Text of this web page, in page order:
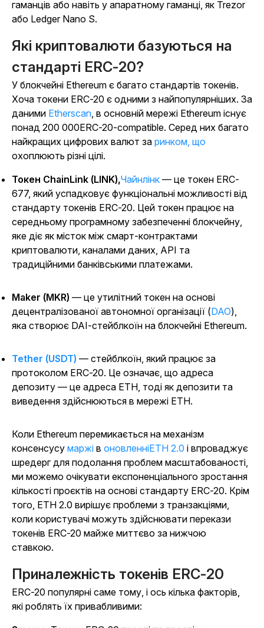
гаманців або навіть у апаратному гаманці, як Trezor
або Ledger Nano S.
Які криптовалюти базуються на
стандарті ERC-20?
У блокчейні Ethereum є багато стандартів токенів.
Хоча токени ERC-20 є одними з найпопулярніших. За
даними Etherscan , в основній мережі Ethereum існує
понад 200 000ERC-20-compatible. Серед них багато
найкращих цифрових валют за ринком, що
охоплюють різні цілі.
Токен ChainLink (LINK),Чайнлінк — це токен ERC-
677, який успадковує функціональні можливості від
стандарту токенів ERC-20. Цей токен працює на
середньому програмному забезпеченні блокчейну,
яке діє як місток між смарт-контрактами
криптовалюти, каналами даних, API та
традиційними банківськими платежами.
Maker (MKR) — це утилітний токен на основі
децентралізованої автономної організації (DAO),
яка створює DAI-стейблкоїн на блокчейні Ethereum.
Tether (USDT) — стейблкоїн, який працює за
протоколом ERC-20. Це означає, що адреса
депозиту — це адреса ETH, тоді як депозити та
виведення здійснюються в мережі ETH.
Коли Ethereum перемикається на механізм
консенсусу маржі в оновленніETH 2.0 і впроваджує
шредерг для подолання проблем масштабованості,
ми можемо очікувати експоненціального зростання
кількості проєктів на основі стандарту ERC-20. Крім
того, ETH 2.0 вирішує проблеми з транзакціями,
коли користувачі можуть здійснювати перекази
токенів ERC-20 майже миттєво за нижчою
ставкою.
Приналежність токенів ERC-20
ERC-20 популярні саме тому, і ось кілька факторів,
які роблять їх привабливими: